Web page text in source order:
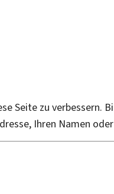
Seite zu verbessern.
Ihren Namen